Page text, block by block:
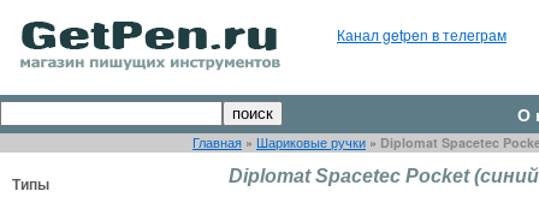
Канал getpen в телеграм
О
Главная » Шариковые ручки » Diplomat Spacetec
Типы Diplomat Spacetec Pocket